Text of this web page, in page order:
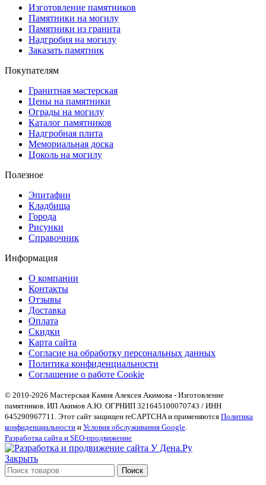
Изготовление памятников
Памятники на могилу
Памятники из гранита
Надгробия на могилу
Заказать памятник
Покупателям
Гранитная мастерская
Цены на памятники
Ограды на могилу
Каталог памятников
Надгробная плита
Мемориальная доска
Цоколь на могилу
Полезное
Эпитафии
Кладбища
Города
Рисунки
Справочник
Информация
О компании
Контакты
Отзывы
Доставка
Оплата
Скидки
Карта сайта
Согласие на обработку персональных данных
Политика конфиденциальности
Соглашение о работе Cookie
© 2010-2026 Мастерская Камня Алексея Акимова - Изготовление
памятников. ИП Акимов А.Ю. ОГРНИП 321645100070743 / ИНН
645290967711. Этот сайт защищен reCAPTCHA и применяются Политика
конфиденциальности и Условия обслуживания Google
Разработка сайта и SEO-продвижение
Закрыть
Поиск